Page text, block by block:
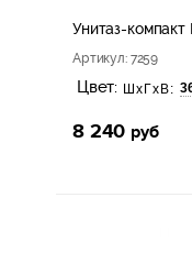
Унитаз-
Артикул: 7259
Цвет: ШхГхВ:
8 240 руб